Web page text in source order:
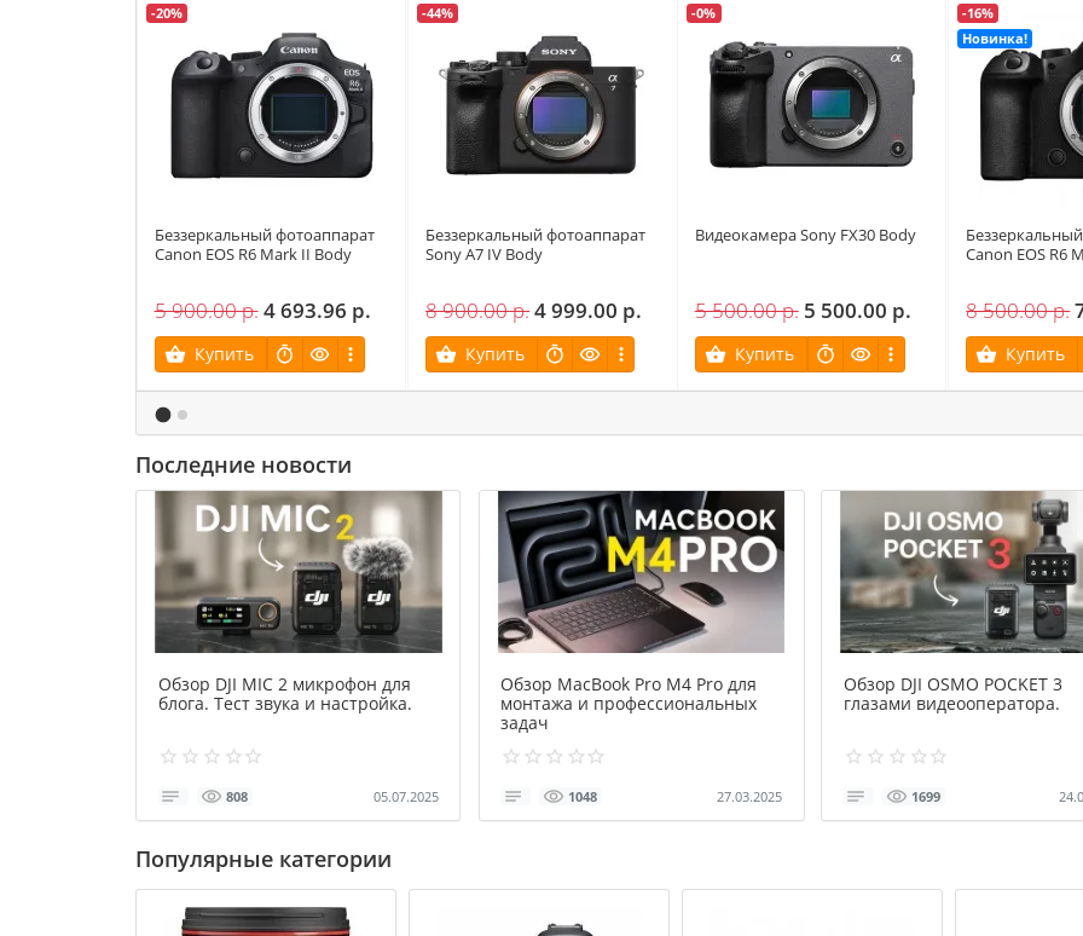
-20%
Беззеркальный фотоаппарат
Canon EOS R6 Mark II Body
5 900.00 р.4 693.96 р.
Купить
-44%
Беззеркальный фотоаппарат
Sony A7 IV Body
8 900.00 р.4 999.00 р.
Купить
-0%
Видеокамера Sony FX30 Body
5 500.00 р. 5 500.00 р.
Купить
-16%
Новинка!
Canon EOS R6
8 500.00 р.
Купить
Последние новости
Обзор DJI MIC 2 микрофон для
блога. Тест звука и настройка.
808 05.07.2025
Обзор MacBook Pro M4 Pro для
монтажа и профессиональных
задач
1048 27.03.2025
Обзор DJI OSMO POCKET 3
глазами видеооператора.
1699
Популярные категории